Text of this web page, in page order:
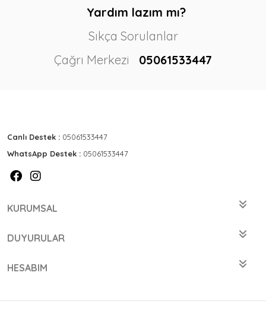
Yardım lazım mı?
Sıkça Sorulanlar
Çağrı Merkezi
05061533447
Canlı Destek : 05061533447
WhatsApp Destek : 05061533447
KURUMSAL
DUYURULAR
HESABIM